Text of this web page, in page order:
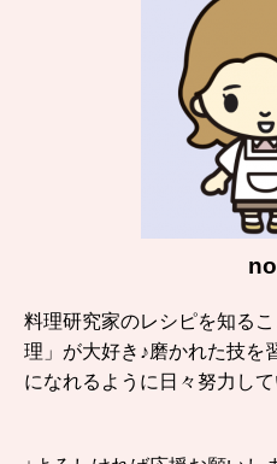
料理研究家のレシピを知る
理」が大好き♪磨かれた技を
になれるように日々努力して